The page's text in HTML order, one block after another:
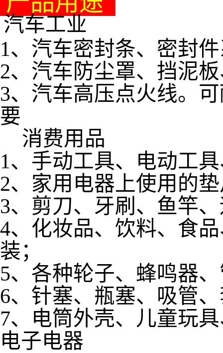
汽车工业
1、汽车密封条、密封
2、汽车防尘罩、挡泥
3、汽车高压点火线。
要
消费用品
1、手动工具、电动工
2、家用电器上使用的
3、剪刀、牙刷、鱼竿
4、化妆品、饮料、食
装；
5、各种轮子、蜂鸣器
6、针塞、瓶塞、吸管
7、电筒外壳、儿童玩
电子电器